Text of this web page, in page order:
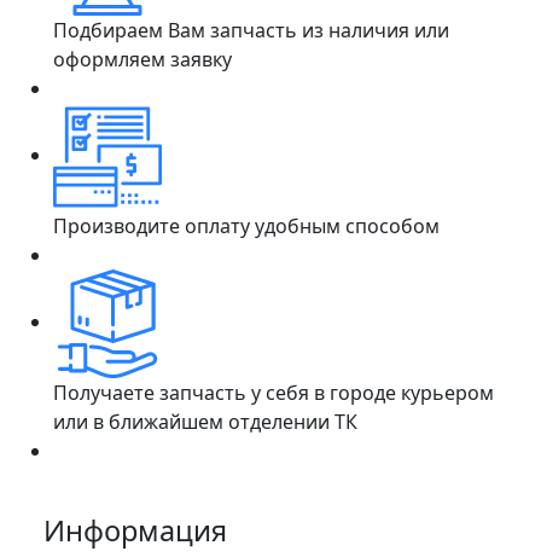
Подбираем Вам запчасть из наличия или
оформляем заявку
Производите оплату удобным способом
Получаете запчасть у себя в городе курьером
или в ближайшем отделении ТК
Информация